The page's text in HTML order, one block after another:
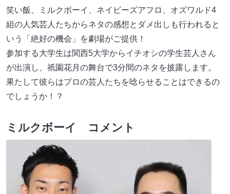
笑い飯、ミルクボーイ、ネイビーズアフロ、オズワルド4
組の人気芸人たちからネタの感想とダメ出しも行われると
いう「絶好の機会」を劇場がご提供！
参加する大学生は関西5大学からイチオシの学生芸人さん
が出演し、祇園花月の舞台で3分間のネタを披露します。
果たして彼らはプロの芸人たちを唸らせることはできるの
でしょうか！？
ミルクボーイ コメント